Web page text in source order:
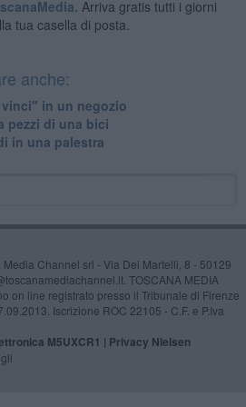
Arriva gratis tutti i giorni
tua casella di posta.
anche:
in un negozio
pezzi di una bici
in una palestra
Media Channel srl - Via Dei Martelli, 8 - 50129
TOSCANA MEDIA
on line registrato presso il Tribunale di Firenze
Iscrizione ROC 22105 - C.F. e P.Iva
M5UXCR1 | Privacy Nielsen